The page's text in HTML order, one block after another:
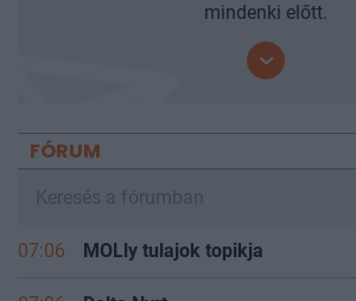
mindenki előtt.
FÓRUM
07:06 MOLly tulajok topikja